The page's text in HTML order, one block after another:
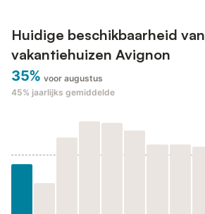
Huidige beschikbaarheid van
vakantiehuizen Avignon
35% voor augustus
45% jaarlijks gemiddelde